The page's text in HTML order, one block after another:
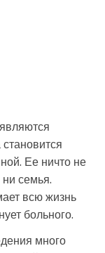
Ее ничто не
ни семья.
всю жизнь
больного.
много